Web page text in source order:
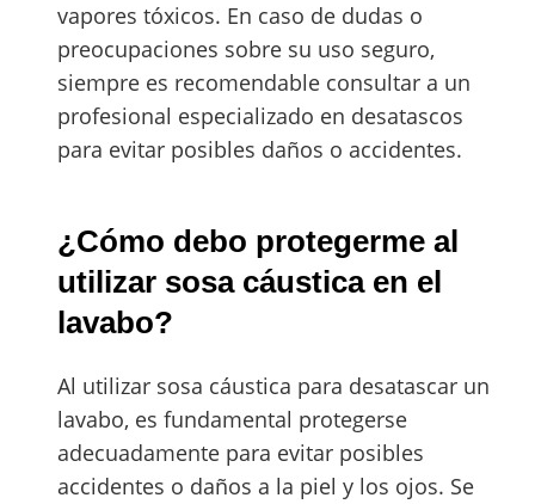
vapores tóxicos. En caso de dudas o
preocupaciones sobre su uso seguro,
siempre es recomendable consultar a un
profesional especializado en desatascos
para evitar posibles daños o accidentes.
¿Cómo debo protegerme al
utilizar sosa cáustica en el
lavabo?
Al utilizar sosa cáustica para desatascar un
lavabo, es fundamental protegerse
adecuadamente para evitar posibles
accidentes o daños a la piel y los ojos. Se